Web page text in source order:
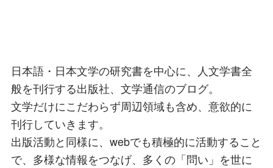
日本語・日本文学の研究書を中心に、人文学書全
般を刊行する出版社、文学通信のブログ。
文学だけにこだわらず周辺領域も含め、意欲的に
刊行していきます。
出版活動と同様に、webでも積極的に活動すること
で、多様な情報をつなげ、多くの「問い」を世に